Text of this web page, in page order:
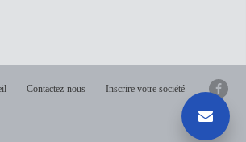
Contactez-nous Inscrire votre société